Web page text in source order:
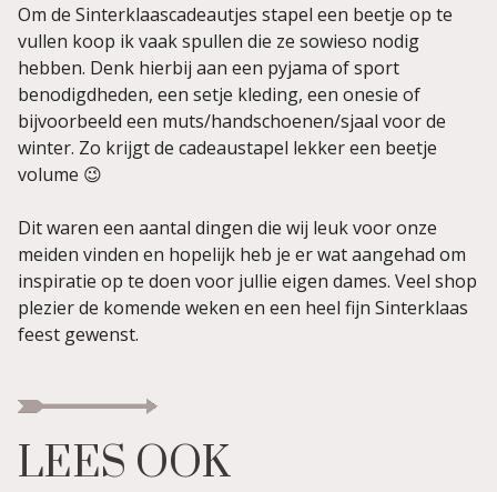
Om de Sinterklaascadeautjes stapel een beetje op te
vullen koop ik vaak spullen die ze sowieso nodig
hebben. Denk hierbij aan een pyjama of sport
benodigdheden, een setje kleding, een onesie of
bijvoorbeeld een muts/handschoenen/sjaal voor de
winter. Zo krijgt de cadeaustapel lekker een beetje
volume 😉
Dit waren een aantal dingen die wij leuk voor onze
meiden vinden en hopelijk heb je er wat aangehad om
inspiratie op te doen voor jullie eigen dames. Veel shop
plezier de komende weken en een heel fijn Sinterklaas
feest gewenst.
LEES OOK